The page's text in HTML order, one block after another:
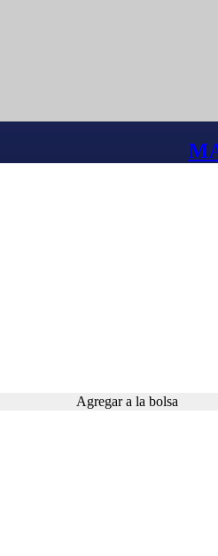
Agregar a la bolsa